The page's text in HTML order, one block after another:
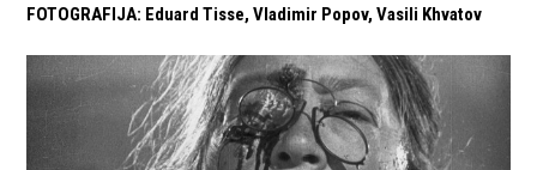
FOTOGRAFIJA: Eduard Tisse, Vladimir Popov, Vasili Khvatov